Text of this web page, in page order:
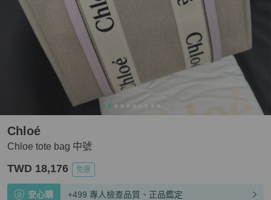
Chloe tote bag 中號
Chloé
TWD 18,176 免運
安心購 +499 專人檢查品質、正品鑑定